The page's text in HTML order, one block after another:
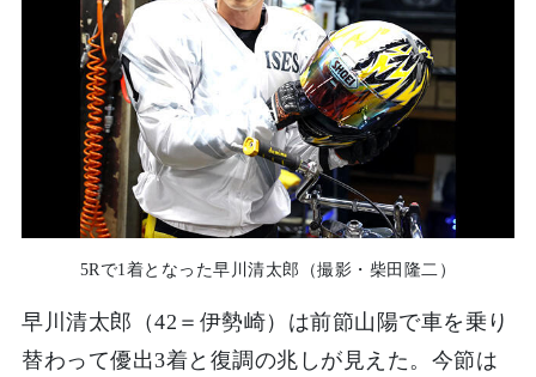
5Rで1着となった早川清太郎（撮影・柴田隆二）
早川清太郎（42＝伊勢崎）は前節山陽で車を乗り
替わって優出3着と復調の兆しが見えた。今節は